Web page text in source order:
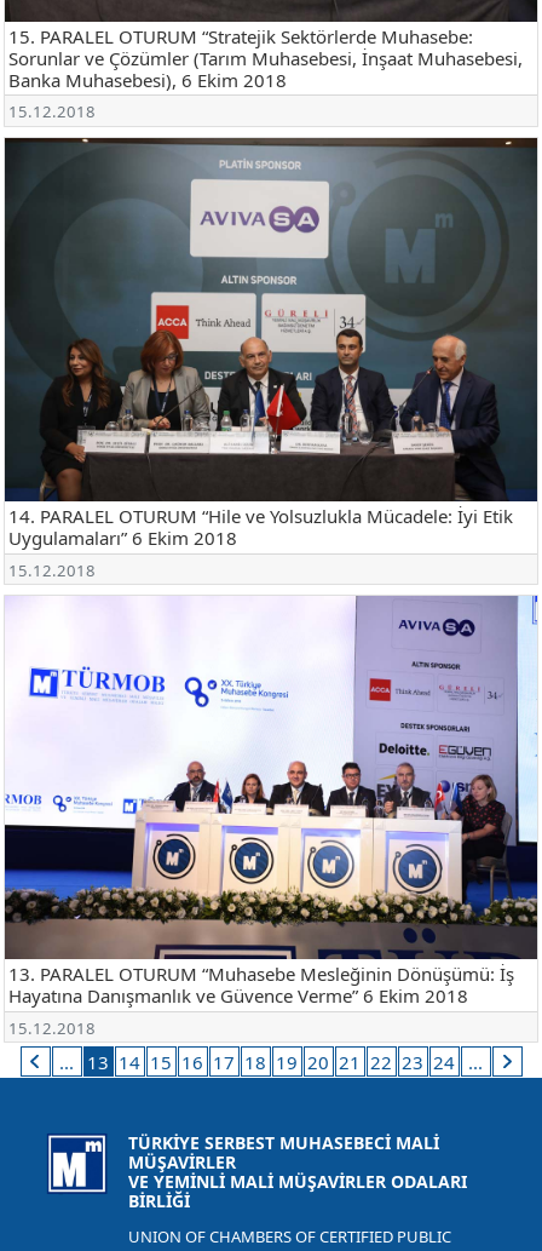
15. PARALEL OTURUM “Stratejik Sektörlerde Muhasebe:
Sorunlar ve Çözümler (Tarım Muhasebesi, İnşaat Muhasebesi,
Banka Muhasebesi), 6 Ekim 2018
15.12.2018
14. PARALEL OTURUM “Hile ve Yolsuzlukla Mücadele: İyi Etik
Uygulamaları” 6 Ekim 2018
15.12.2018
13. PARALEL OTURUM “Muhasebe Mesleğinin Dönüşümü: İş
Hayatına Danışmanlık ve Güvence Verme” 6 Ekim 2018
15.12.2018
... 13 14 15 16 17 18 19 20 21 22 23 24 ...
TÜRKİYE SERBEST MUHASEBECİ MALİ
MÜŞAVİRLER
VE YEMİNLİ MALİ MÜŞAVİRLER ODALARI
BİRLİĞİ
UNION OF CHAMBERS OF CERTIFIED PUBLIC